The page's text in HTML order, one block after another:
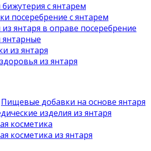
с янтарем
посеребрение с янтарем
янтаря в оправе посеребрение
из янтаря
из янтаря
Пищевые добавки на основе янтаря
изделия из янтаря
косметика
косметика из янтаря